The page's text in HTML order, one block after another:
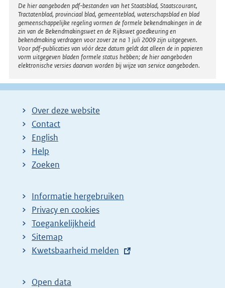
Disclaimer
De hier aangeboden pdf-bestanden van het Staatsblad, Staatscourant,
Tractatenblad, provinciaal blad, gemeenteblad, waterschapsblad en blad
gemeenschappelijke regeling vormen de formele bekendmakingen in de
zin van de Bekendmakingswet en de Rijkswet goedkeuring en
bekendmaking verdragen voor zover ze na 1 juli 2009 zijn uitgegeven.
Voor pdf-publicaties van vóór deze datum geldt dat alleen de in papieren
vorm uitgegeven bladen formele status hebben; de hier aangeboden
elektronische versies daarvan worden bij wijze van service aangeboden.
Over deze website
Contact
English
Help
Zoeken
Informatie hergebruiken
Privacy en cookies
Toegankelijkheid
Sitemap
E
t
Kwetsbaarheid melden
Open data